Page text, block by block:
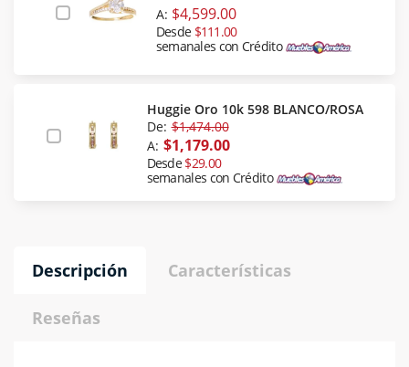
A: $4,599.00
Desde $111.00
semanales con Crédito
Huggie Oro 10k 598 BLANCO/ROSA
De: $1,474.00
A: $1,179.00
Desde$29.00
semanales con Crédito
Descripción Características
Reseñas